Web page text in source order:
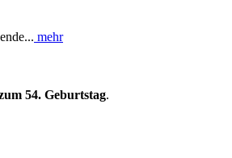
mehr
54. Geburtstag.